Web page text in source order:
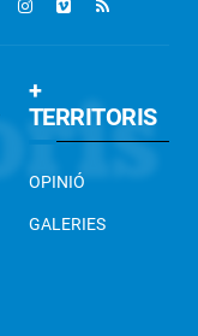
+
TERRITORIS
OPINIÓ
GALERIES